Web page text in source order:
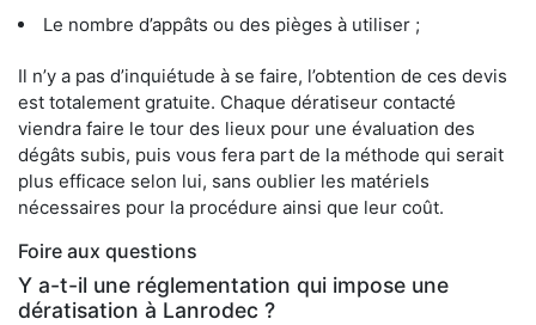
Le nombre d’appâts ou des pièges à utiliser ;
Il n’y a pas d’inquiétude à se faire, l’obtention de ces devis
est totalement gratuite. Chaque dératiseur contacté
viendra faire le tour des lieux pour une évaluation des
dégâts subis, puis vous fera part de la méthode qui serait
plus efficace selon lui, sans oublier les matériels
nécessaires pour la procédure ainsi que leur coût.
Foire aux questions
Y a-t-il une réglementation qui impose une
dératisation à Lanrodec ?